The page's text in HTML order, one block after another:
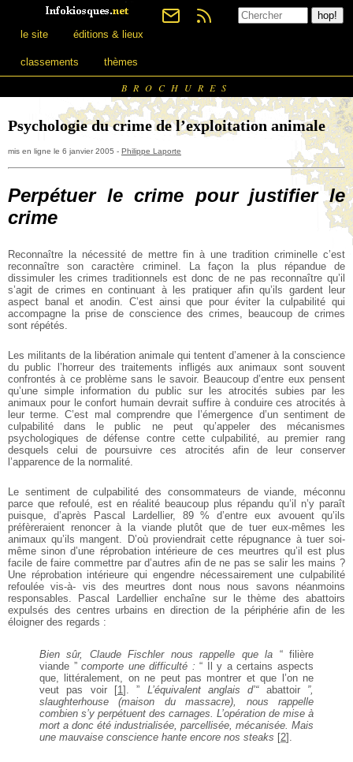
le site éditions & lieux
classements thèmes
BROCHURES
Psychologie du crime de l’exploitation animale
mis en ligne le 6 janvier 2005 - Philippe Laporte
Perpétuer le crime pour justifier le
crime
Reconnaître la nécessité de mettre fin à une tradition criminelle c’est
reconnaître son caractère criminel. Lafaçon la plus répandue de
dissimuler les crimes traditionnels est donc de ne pas reconnaître qu’il
s’agit de crimes en continuant à les pratiquer afin qu’ils gardent leur
aspect banal et anodin. C’est ainsi que pour éviter la culpabilité qui
accompagne la prise de conscience des crimes, beaucoup de crimes
sont répétés.
Les militants de la libération animale qui tentent d’amener à la conscience
du public l’horreur des traitements infligés aux animaux sont souvent
confrontés à ce problème sans le savoir. Beaucoup d’entre eux pensent
qu’une simple information dupublic sur les atrocités subies par les
animaux pour leconfort humain devrait suffire à conduire ces atrocités à
leur terme. C’est mal comprendre que l’émergence d’un sentiment de
culpabilité dans le public ne peutqu’appeler des mécanismes
psychologiques de défense contre cette culpabilité, au premier rang
desquels celui de poursuivre ces atrocités afin de leur conserver
l’apparence de la normalité.
Le sentiment de culpabilité des consommateurs deviande, méconnu
parce que refoulé, est en réalité beaucoup plus répandu qu’il n’y paraît
puisque, d’après Pascal Lardellier, 89 % d’entre eux avouent qu’ils
préfèreraient renoncer à la viande plutôt que de tuereux-mêmes les
animaux qu’ils mangent. D’oùproviendrait cette répugnance à tuer soi-
même sinon d’une réprobation intérieure de ces meurtres qu’il estplus
facile de faire commettre par d’autres afin de ne pas se salir les mains ?
Une réprobation intérieure qui engendre nécessairement une culpabilité
refoulée vis-à- vis des meurtres dont nous nous savons néanmoins
responsables. Pascal Lardellier enchaîne sur le thème des abattoirs
expulsés des centres urbains en direction de la périphérie afin de les
éloigner des regards :
Bien sûr, Claude Fischler nous rappelle que la “ filière
viande ”comporte une difficulté : “ Il y a certains aspects
que, littéralement, on ne peut pas montrer et que l’on ne
veut pas voir[1] . ” L’équivalent anglais d’“abattoir ”,
slaughterhouse (maison du massacre), nous rappelle
combien s’y perpétuent des carnages. L’opération de mise à
mort a donc été industrialisée, parcellisée, mécanisée. Mais
une mauvaise conscience hante encore nos steaks [2]